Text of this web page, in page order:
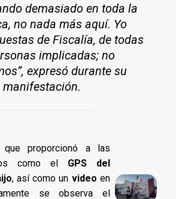
demasiado en toda la
no nada más aquí. Yo
de Fiscalía, de todas
implicadas; no
expresó durante su
manifestación.
proporcionó a las
como el GPS del
, así como un video en
se observa el